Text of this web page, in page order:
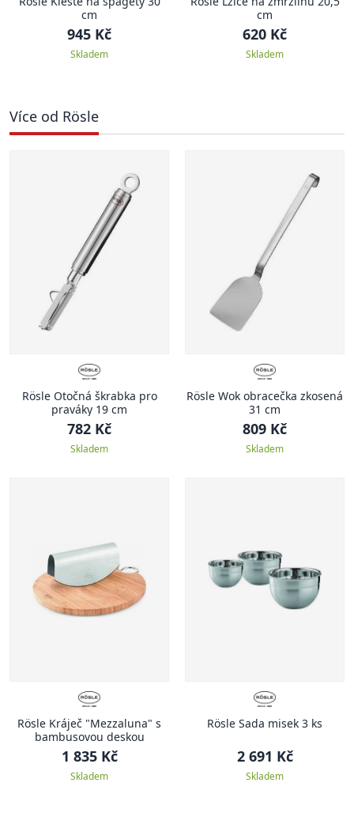
cm
945 Kč
Skladem
cm
620 Kč
Skladem
Více od Rösle
Rösle Otočná škrabka pro
praváky 19 cm
782 Kč
Skladem
Rösle Wok obracečka zkosená
31 cm
809 Kč
Skladem
Rösle Kráječ "Mezzaluna" s
bambusovou deskou
1 835 Kč
Skladem
Rösle Sada misek 3 ks
2 691 Kč
Skladem